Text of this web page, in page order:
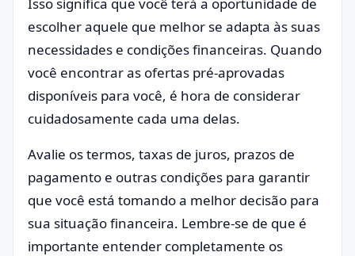
escolher aquele que melhor se adapta às suas
necessidades e condições financeiras. Quando
você encontrar as ofertas pré-aprovadas
disponíveis para você, é hora de considerar
cuidadosamente cada uma delas.
Avalie os termos, taxas de juros, prazos de
pagamento e outras condições para garantir
que você está tomando a melhor decisão para
sua situação financeira. Lembre-se de que é
importante entender completamente os